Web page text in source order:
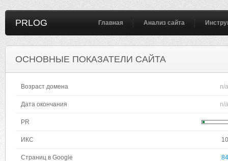
PRLOG Главная Анализ сайта
ОСНОВНЫЕ ПОКАЗАТЕЛИ САЙТА
Возраст домена n/a
Дата окончания n/a
PR
ИКС 10
Страниц в Google 84